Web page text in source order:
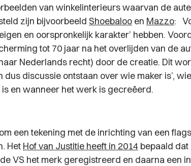
van winkelinterieurs waarvan de
zijn bijvoorbeeld Shoebaloo en Mazzo:
en oorspronkelijk karakter’ hebben.
tot 70 jaar na het overlijden van de
Nederlands recht) door de creatie. Dit
discussie ontstaan over wie maker is’, wie
en wanneer het werk is gecreëerd.
een tekening met de inrichting van een
Het Hof van Justitie heeft in 2014 bepaald
VS het merk geregistreerd en daarna een